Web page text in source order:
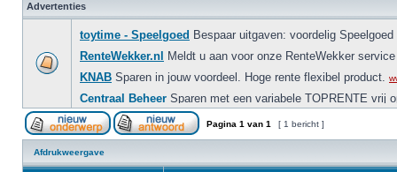
Advertenties
Pagina 1 van 1 [ 1 bericht ]
Afdrukweergave